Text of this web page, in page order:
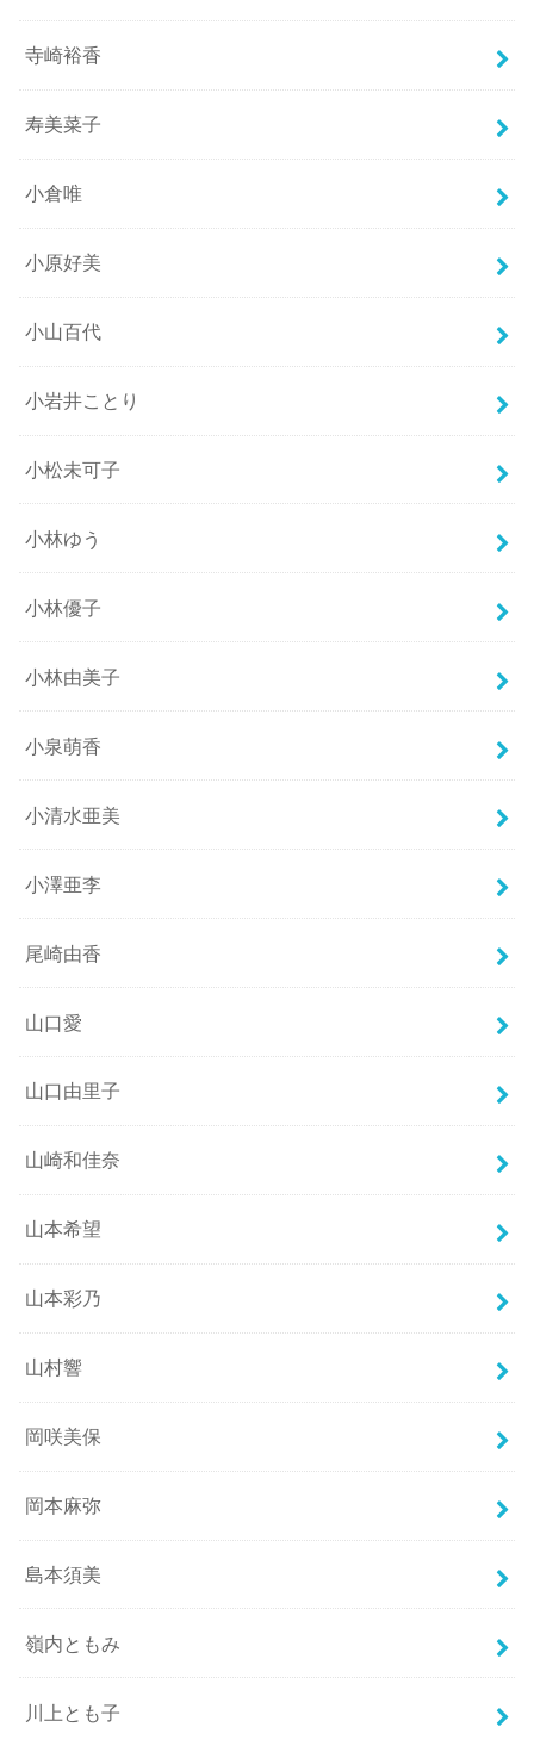
寺崎裕香
寿美菜子
小倉唯
小原好美
小山百代
小岩井ことり
小松未可子
小林ゆう
小林優子
小林由美子
小泉萌香
小清水亜美
小澤亜李
尾崎由香
山口愛
山口由里子
山崎和佳奈
山本希望
山本彩乃
山村響
岡咲美保
岡本麻弥
島本須美
嶺内ともみ
川上とも子